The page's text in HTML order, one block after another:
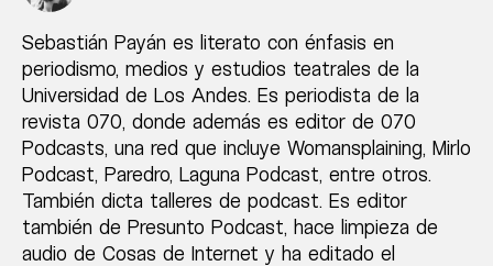
Sebastián Payán es literato con énfasis en
periodismo, medios y estudios teatrales de la
Universidad de Los Andes. Es periodista de la
revista 070, donde además es editor de 070
Podcasts, una red que incluye Womansplaining, Mirlo
Podcast, Paredro, Laguna Podcast, entre otros.
También dicta talleres de podcast. Es editor
también de Presunto Podcast, hace limpieza de
audio de Cosas de Internet y ha editado el